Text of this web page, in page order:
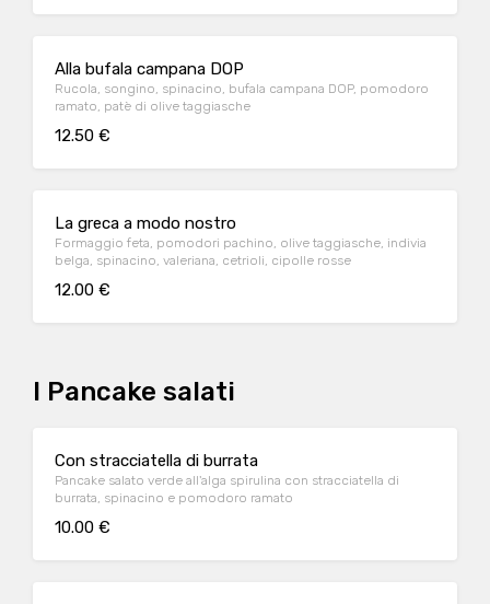
Alla bufala campana DOP
Rucola, songino, spinacino, bufala campana DOP, pomodoro
ramato, patè di olive taggiasche
12.50 €
La greca a modo nostro
Formaggio feta, pomodori pachino, olive taggiasche, indivia
belga, spinacino, valeriana, cetrioli, cipolle rosse
12.00 €
I Pancake salati
Con stracciatella di burrata
Pancake salato verde all'alga spirulina con stracciatella di
burrata, spinacino e pomodoro ramato
10.00 €